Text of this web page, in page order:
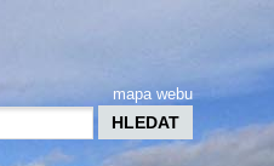
mapa webu